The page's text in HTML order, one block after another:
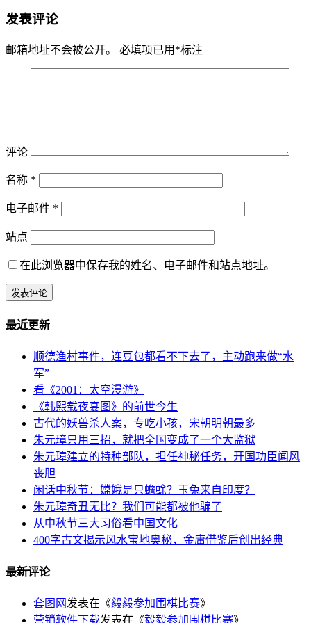
发表评论
邮箱地址不会被公开。 必填项已用 *标注
评论
名称 *
电子邮件 *
站点
在此浏览器中保存我的姓名、电子邮件和站点地址。
最近更新
顺德渔村事件，连豆包都看不下去了，主动跑来做“水
军”
看《2001：太空漫游》
《韩熙载夜宴图》的前世今生
古代的妖兽杀人案，专吃小孩，宋朝明朝最多
朱元璋只用三招，就把全国变成了一个大监狱
朱元璋建立的特种部队，担任神秘任务，开国功臣闻风
丧胆
闲话中秋节：嫦娥是只蟾蜍？玉兔来自印度？
朱元璋奇丑无比？我们可能都被他骗了
从中秋节三大习俗看中国文化
400字古文揭示风水宝地奥秘，金庸借鉴后创出经典
最新评论
套图网 发表在《毅毅参加围棋比赛》
营销软件下载发表在《毅毅参加围棋比赛》